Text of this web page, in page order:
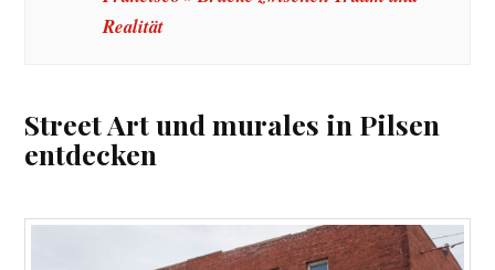
Realität
Street Art und murales in Pilsen
entdecken